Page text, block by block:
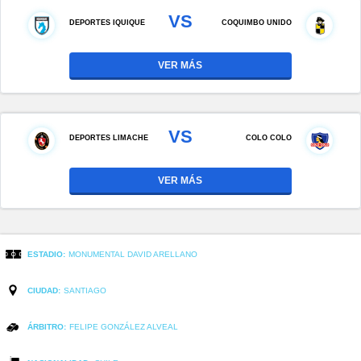
DEPORTES IQUIQUE VS COQUIMBO UNIDO
VER MÁS
DEPORTES LIMACHE VS COLO COLO
VER MÁS
ESTADIO: MONUMENTAL DAVID ARELLANO
CIUDAD: SANTIAGO
ÁRBITRO: FELIPE GONZÁLEZ ALVEAL